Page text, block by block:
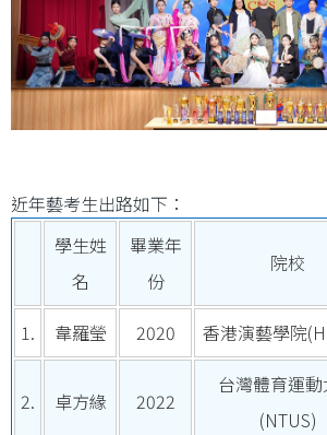
近年藝考生出路如下：
學生姓
名
畢業年
份
院校
1. 韋羅瑩 2020 香港演藝學院
2. 卓方緣 2022
台灣體育運
(NTUS)